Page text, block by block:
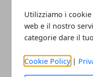
Utilizziamo i
web e il nostro
categorie dare il
Cookie Policy |
ARTICOLI CORRELATI